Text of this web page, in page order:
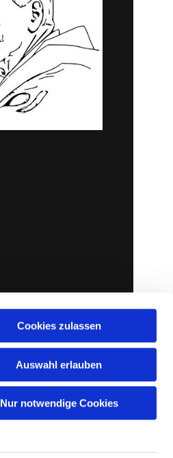
Cookies zulassen
Auswahl erlauben
Nur notwendige Cookies